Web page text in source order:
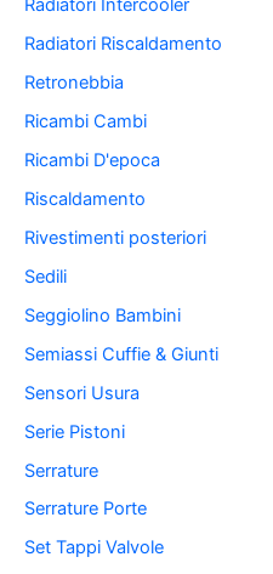
Radiatori Intercooler
Radiatori Riscaldamento
Retronebbia
Ricambi Cambi
Ricambi D'epoca
Riscaldamento
Rivestimenti posteriori
Sedili
Seggiolino Bambini
Semiassi Cuffie & Giunti
Sensori Usura
Serie Pistoni
Serrature
Serrature Porte
Set Tappi Valvole